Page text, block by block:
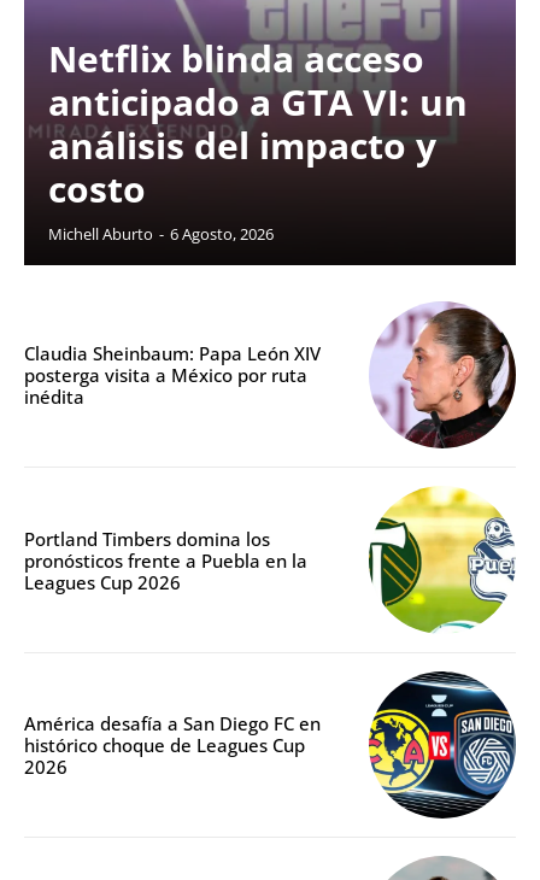
Netflix blinda acceso
anticipado a GTA VI: un
análisis del impacto y
costo
Michell Aburto - 6 Agosto, 2026
Claudia Sheinbaum: Papa León XIV
posterga visita a México por ruta
inédita
Portland Timbers domina los
pronósticos frente a Puebla en la
Leagues Cup 2026
América desafía a San Diego FC en
histórico choque de Leagues Cup
2026